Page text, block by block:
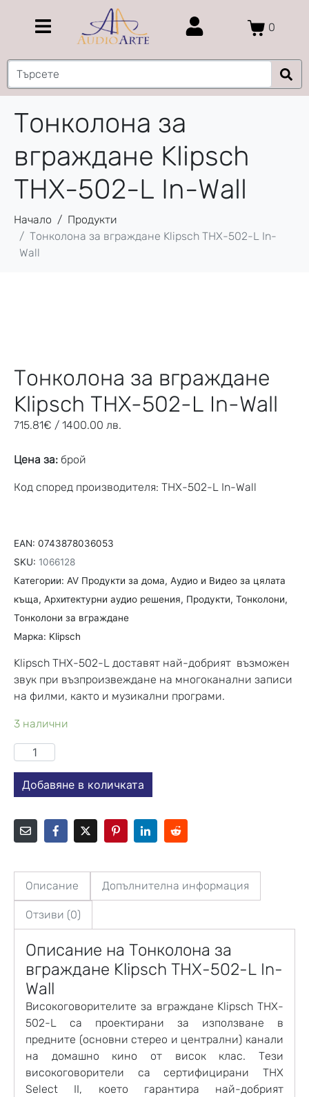
0
Тонколона за
вграждане Klipsch
THX-502-L In-Wall
Начало
Продукти
Тонколона за вграждане Klipsch THX-502-L In-
Wall
Тонколона за вграждане
Klipsch THX-502-L In-Wall
715.81€ / 1400.00 лв.
Цена за: брой
Код според производителя: THX-502-L In-Wall
EAN: 0743878036053
SKU: 1066128
Категории: AV Продукти за дома, Aудио и Видео за цялата
къща, Архитектурни аудио решения, Продукти, Тонколони,
Тонколони за вграждане
Марка: Klipsch
Klipsch THX-502-L доставят най-добрият възможен
звук при възпроизвеждане на многоканални записи
на филми, както и музикални програми.
3 налични
Добавяне в количката
Описание Допълнителна информация
Отзиви (0)
Описание на Тонколона за
вграждане Klipsch THX-502-L In-
Wall
Високоговорителите за вграждане Klipsch THX-
502-L са проектирани за използване в
предните (основни стерео и централни) канали
на домашно кино от висок клас. Тези
високоговорители са сертифицирани THX
Select II, което гарантира най-добрият